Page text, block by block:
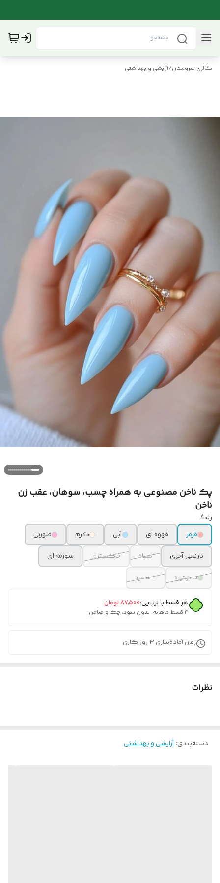
گالری سروستان/آرایشی و بهداشتی
پک ناخن مصنوعی به همراه چسب، سوهان، عقب زن
ناخن
رنگ
قرمز
قهوه ای آبی کرم
صورتی
نارنجی آجری
سیاه خاکستری
سورمه ای
سبز تیره
سفید
هر قسط با ترب‌پی:۸۷٬۵۰۰تومان
۴ قسط ماهانه. بدون سود، چک و ضامن.
زمان آماده‌سازی 3 روز کاری
نظرات
دسته‌بندی:آرایشی و بهداشتی